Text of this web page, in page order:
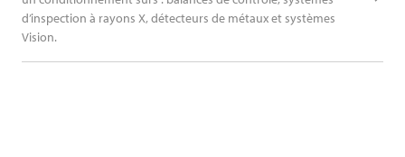
d’inspection à rayons X, détecteurs de métaux et systèmes
Vision.